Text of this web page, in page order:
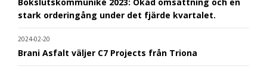
stark orderingång under det fjärde kvartalet.
2024-02-20
Brani Asfalt väljer C7 Projects från Triona